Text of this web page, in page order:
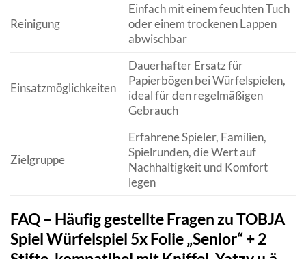
Reinigung
Einfach mit einem feuchten Tuch
oder einem trockenen Lappen
abwischbar
Einsatzmöglichkeiten
Dauerhafter Ersatz für
Papierbögen bei Würfelspielen,
ideal für den regelmäßigen
Gebrauch
Zielgruppe
Erfahrene Spieler, Familien,
Spielrunden, die Wert auf
Nachhaltigkeit und Komfort
legen
FAQ – Häufig gestellte Fragen zu TOBJA
Spiel Würfelspiel 5x Folie „Senior“ + 2